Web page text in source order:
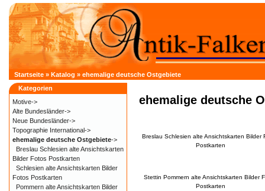
Startseite » Katalog » ehemalige deutsche Ostgebiete
ehemalige deutsche
Breslau Schlesien alte Ansichtskarten Bilder
Postkarten
Stettin Pommern alte Ansichtskarten Bilder
Postkarten
Kategorien
Motive->
Alte Bundesländer->
Neue Bundesländer->
Topographie International->
ehemalige deutsche Ostgebiete->
Breslau Schlesien alte Ansichtskarten
Bilder Fotos Postkarten
Schlesien alte Ansichtskarten Bilder
Fotos Postkarten
Pommern alte Ansichtskarten Bilder